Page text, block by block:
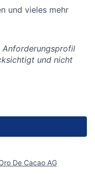
und vieles mehr
Anforderungsprofil
und nicht
De Cacao AG